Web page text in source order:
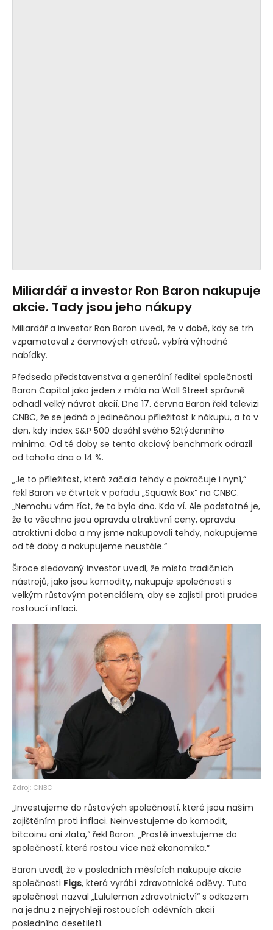
Miliardář a investor Ron Baron nakupuje
akcie. Tady jsou jeho nákupy
Miliardář a investor Ron Baron uvedl, že v době, kdy se trh
vzpamatoval z červnových otřesů, vybírá výhodné
nabídky.
Předseda představenstva a generální ředitel společnosti
Baron Capital jako jeden z mála na Wall Street správně
odhadl velký návrat akcií. Dne 17. června Baron řekl televizi
CNBC, že se jedná o jedinečnou příležitost k nákupu, a to v
den, kdy index S&P 500 dosáhl svého 52týdenního
minima. Od té doby se tento akciový benchmark odrazil
od tohoto dna o 14 %.
„Je to příležitost, která začala tehdy a pokračuje i nyní,“
řekl Baron ve čtvrtek v pořadu „Squawk Box“ na CNBC.
„Nemohu vám říct, že to bylo dno. Kdo ví. Ale podstatné je,
že to všechno jsou opravdu atraktivní ceny, opravdu
atraktivní doba a my jsme nakupovali tehdy, nakupujeme
od té doby a nakupujeme neustále.“
Široce sledovaný investor uvedl, že místo tradičních
nástrojů, jako jsou komodity, nakupuje společnosti s
velkým růstovým potenciálem, aby se zajistil proti prudce
rostoucí inflaci.
Zdroj: CNBC
„Investujeme do růstových společností, které jsou naším
zajištěním proti inflaci. Neinvestujeme do komodit,
bitcoinu ani zlata,“ řekl Baron. „Prostě investujeme do
společností, které rostou více než ekonomika.“
Baron uvedl, že v posledních měsících nakupuje akcie
společnosti Figs, která vyrábí zdravotnické oděvy. Tuto
společnost nazval „Lululemon zdravotnictví“ s odkazem
na jednu z nejrychleji rostoucích oděvních akcií
posledního desetiletí.